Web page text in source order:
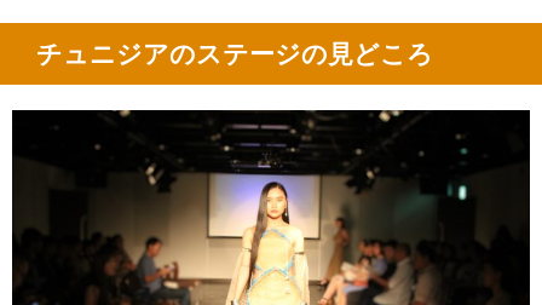
チュニジアのステージの見どころ